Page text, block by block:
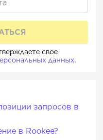
свое
данных.
запросов в
в Rookee?